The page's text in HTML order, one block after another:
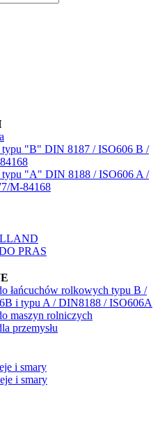
"B" DIN 8187 / ISO606 B /
"A" DIN 8188 / ISO606 A /
M-84168
PRAS
łańcuchów rolkowych typu B /
i typu A / DIN8188 / ISO606A
maszyn rolniczych
przemysłu
i smary
i smary